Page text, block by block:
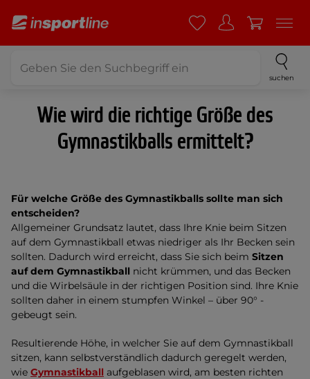
suchen
Wie wird die richtige Größe des
Gymnastikballs ermittelt?
Für welche Größe des Gymnastikballs sollte man sich
entscheiden?
Allgemeiner Grundsatz lautet, dass Ihre Knie beim Sitzen
auf dem Gymnastikball etwas niedriger als Ihr Becken sein
sollten. Dadurch wird erreicht, dass Sie sich beim Sitzen
auf dem Gymnastikball nicht krümmen, und das Becken
und die Wirbelsäule in der richtigen Position sind. Ihre Knie
sollten daher in einem stumpfen Winkel – über 90° -
gebeugt sein.
Resultierende Höhe, in welcher Sie auf dem Gymnastikball
sitzen, kann selbstverständlich dadurch geregelt werden,
wie Gymnastikball aufgeblasen wird, am besten richten